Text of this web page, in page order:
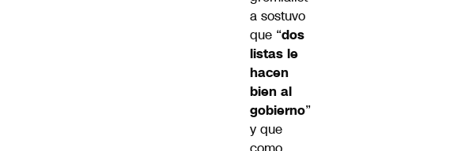
a sostuvo
que “dos
listas le
hacen
bien al
gobierno”
y que